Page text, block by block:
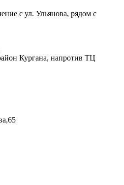
с ул. Ульянова, рядом с
Кургана, напротив ТЦ